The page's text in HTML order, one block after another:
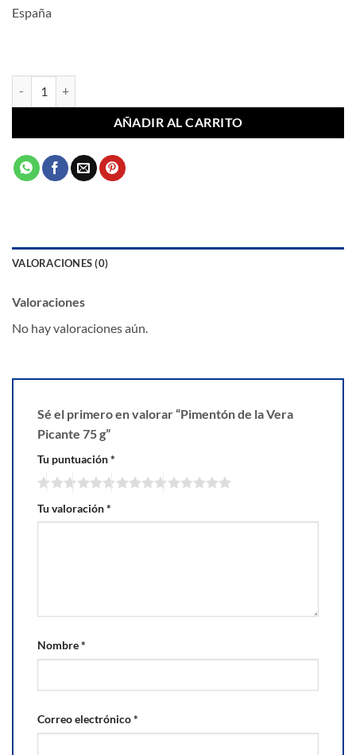
España
AÑADIR AL CARRITO
VALORACIONES (0)
Valoraciones
No hay valoraciones aún.
Sé el primero en valorar “Pimentón de la Vera
Picante 75 g”
Tu puntuación*
Tu valoración*
Nombre*
Correo electrónico*